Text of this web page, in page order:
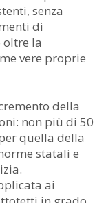
senza
di
oltre la
vere proprie
della
non più di 50
quella della
statali e
ai